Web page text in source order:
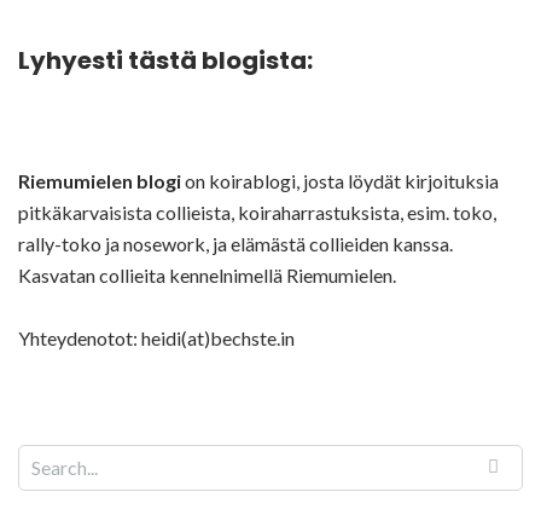
Lyhyesti tästä blogista:
Riemumielen blogion koirablogi, josta löydät kirjoituksia
pitkäkarvaisista collieista, koiraharrastuksista, esim. toko,
rally-toko ja nosework, ja elämästä collieiden kanssa.
Kasvatan collieita kennelnimellä Riemumielen.
Yhteydenotot: heidi(at)bechste.in